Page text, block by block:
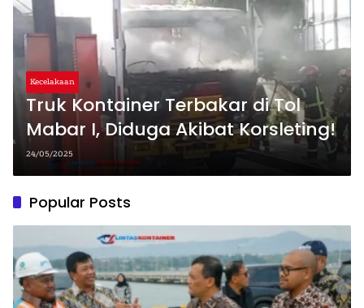
Kecelakaan
Truk Kontainer Terbakar di Tol
Mabar I, Diduga Akibat Korsleting!
24/05/2025
Popular Posts